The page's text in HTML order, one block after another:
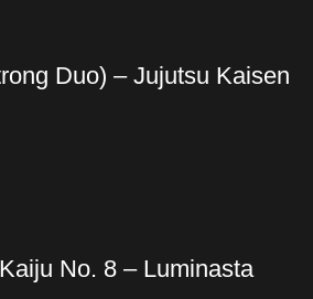
Duo) – Jujutsu Kaisen
No. 8 – Luminasta